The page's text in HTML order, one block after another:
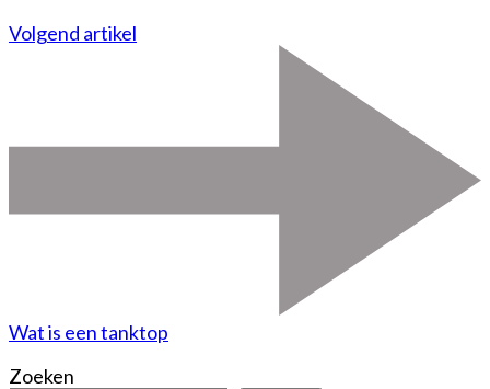
Volgend artikel
Wat is een tanktop
Zoeken